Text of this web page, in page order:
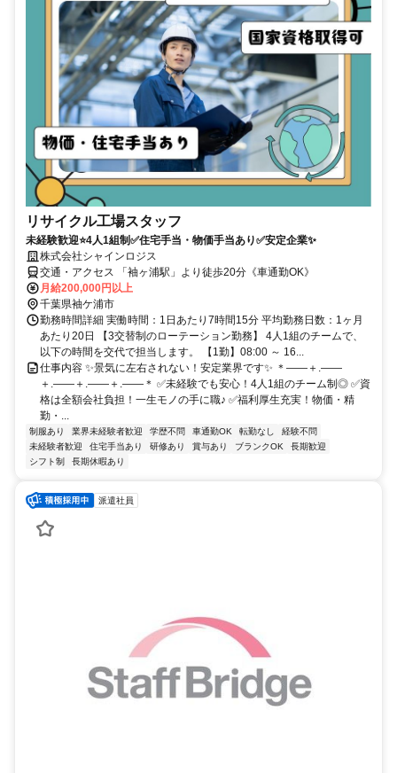
リサイクル工場スタッフ
未経験歓迎⭐4人1組制✅住宅手当・物価手当あり✅安定企業✨
株式会社シャインロジス
交通・アクセス 「袖ヶ浦駅」より徒歩20分《車通勤OK》
月給200,000円以上
千葉県袖ケ浦市
勤務時間詳細 実働時間：1日あたり7時間15分 平均勤務日数：1ヶ月
あたり20日 【3交替制のローテーション勤務】 4人1組のチームで、
以下の時間を交代で担当します。 【1勤】08:00 ～ 16...
仕事内容 ✨景気に左右されない！安定業界です✨ ＊――＋.――
＋.――＋.――＋.――＊ ✅未経験でも安心！4人1組のチーム制◎ ✅資
格は全額会社負担！一生モノの手に職♪ ✅福利厚生充実！物価・精
勤・...
制服あり 業界未経験者歓迎 学歴不問 車通勤OK 転勤なし
経験不問
未経験者歓迎
住宅手当あり 研修あり 賞与あり ブランクOK
長期歓迎
シフト制
長期休暇あり
派遣社員